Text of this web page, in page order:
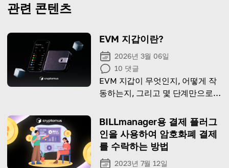
관련 콘텐츠
EVM 지갑이란?
2026년 3월 06일
10 댓글
EVM 지갑이 무엇인지, 어떻게 작
동하는지, 그리고 몇 단계만으로
요.
BILLmanager용 결제 플러그
인을 사용하여 암호화폐 결제
를 수락하는 방법
2023년 7월 12일